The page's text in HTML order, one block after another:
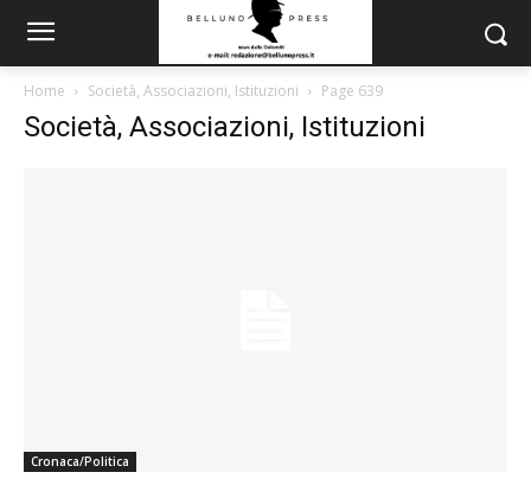
Home Società, Associazioni, Istituzioni Page 639
Società, Associazioni, Istituzioni
Cronaca/Politica